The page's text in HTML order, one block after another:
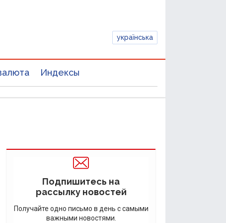
українська
Индексы
Подпишитесь на
рассылку новостей
Получайте одно письмо в день с самыми
важными новостями.